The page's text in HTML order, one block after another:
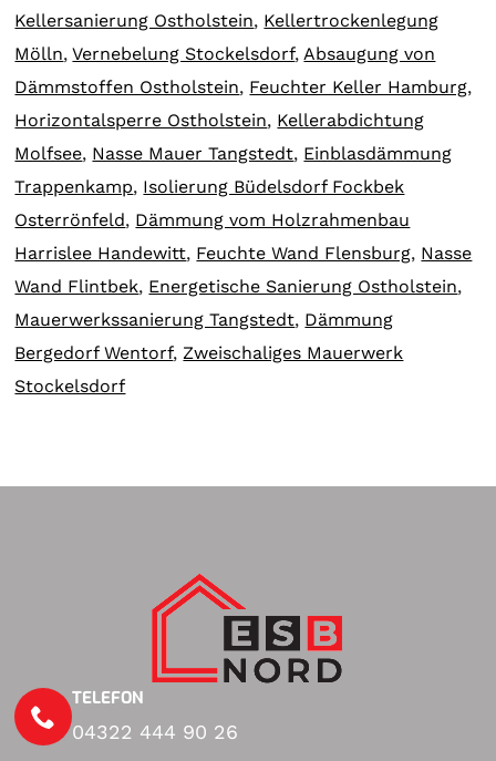
Kellersanierung Ostholstein, Kellertrockenlegung
Mölln,Vernebelung Stockelsdorf, Absaugung von
Dämmstoffen Ostholstein, Feuchter Keller Hamburg,
Horizontalsperre Ostholstein, Kellerabdichtung
Molfsee, Nasse Mauer Tangstedt, Einblasdämmung
Trappenkamp, Isolierung Büdelsdorf Fockbek
Osterrönfeld, Dämmung vom Holzrahmenbau
Harrislee Handewitt, Feuchte Wand Flensburg, Nasse
Wand Flintbek, Energetische Sanierung Ostholstein,
Mauerwerkssanierung Tangstedt, Dämmung
Bergedorf Wentorf, Zweischaliges Mauerwerk
Stockelsdorf
TELEFON
04322 444 90 26